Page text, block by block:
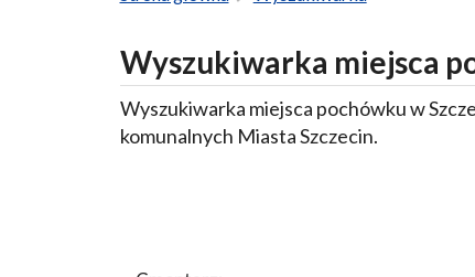
Wyszukiwarka miejsca
Wyszukiwarka miejsca pochówku w
komunalnych Miasta Szczecin.